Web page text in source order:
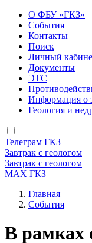
О ФБУ «ГКЗ»
События
Контакты
Поиск
Личный
Документы
ЭТС
Информация о
Геология и
Телеграм ГКЗ
Завтрак с геологом
Завтрак с геологом
МАХ ГКЗ
Строка
навигации
Главная
События
В рамках